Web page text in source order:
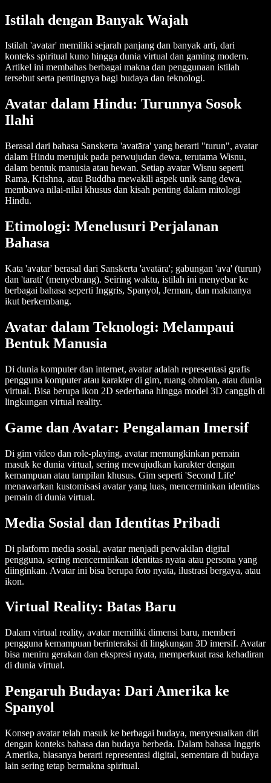
Istilah dengan Banyak Wajah
Istilah 'avatar' memiliki sejarah panjang dan banyak arti, dari
konteks spiritual kuno hingga dunia virtual dan gaming modern.
Artikel ini membahas berbagai makna dan penggunaan istilah
tersebut serta pentingnya bagi budaya dan teknologi.
Avatar dalam Hindu: Turunnya Sosok
Ilahi
Berasal dari bahasa Sanskerta 'avatāra' yang berarti "turun", avatar
dalam Hindu merujuk pada perwujudan dewa, terutama Wisnu,
dalam bentuk manusia atau hewan. Setiap avatar Wisnu seperti
Rama, Krishna, atau Buddha mewakili aspek unik sang dewa,
membawa nilai-nilai khusus dan kisah penting dalam mitologi
Hindu.
Etimologi: Menelusuri Perjalanan
Bahasa
Kata 'avatar' berasal dari Sanskerta 'avatāra'; gabungan 'ava' (turun)
dan 'tarati' (menyebrang). Seiring waktu, istilah ini menyebar ke
berbagai bahasa seperti Inggris, Spanyol, Jerman, dan maknanya
ikut berkembang.
Avatar dalam Teknologi: Melampaui
Bentuk Manusia
Di dunia komputer dan internet, avatar adalah representasi grafis
pengguna komputer atau karakter di gim, ruang obrolan, atau dunia
virtual. Bisa berupa ikon 2D sederhana hingga model 3D canggih di
lingkungan virtual reality.
Game dan Avatar: Pengalaman Imersif
Di gim video dan role-playing, avatar memungkinkan pemain
masuk ke dunia virtual, sering mewujudkan karakter dengan
kemampuan atau tampilan khusus. Gim seperti 'Second Life'
menawarkan kustomisasi avatar yang luas, mencerminkan identitas
pemain di dunia virtual.
Media Sosial dan Identitas Pribadi
Di platform media sosial, avatar menjadi perwakilan digital
pengguna, sering mencerminkan identitas nyata atau persona yang
diinginkan. Avatar ini bisa berupa foto nyata, ilustrasi bergaya, atau
ikon.
Virtual Reality: Batas Baru
Dalam virtual reality, avatar memiliki dimensi baru, memberi
pengguna kemampuan berinteraksi di lingkungan 3D imersif. Avatar
bisa meniru gerakan dan ekspresi nyata, memperkuat rasa kehadiran
di dunia virtual.
Pengaruh Budaya: Dari Amerika ke
Spanyol
Konsep avatar telah masuk ke berbagai budaya, menyesuaikan diri
dengan konteks bahasa dan budaya berbeda. Dalam bahasa Inggris
Amerika, biasanya berarti representasi digital, sementara di budaya
lain sering tetap bermakna spiritual.